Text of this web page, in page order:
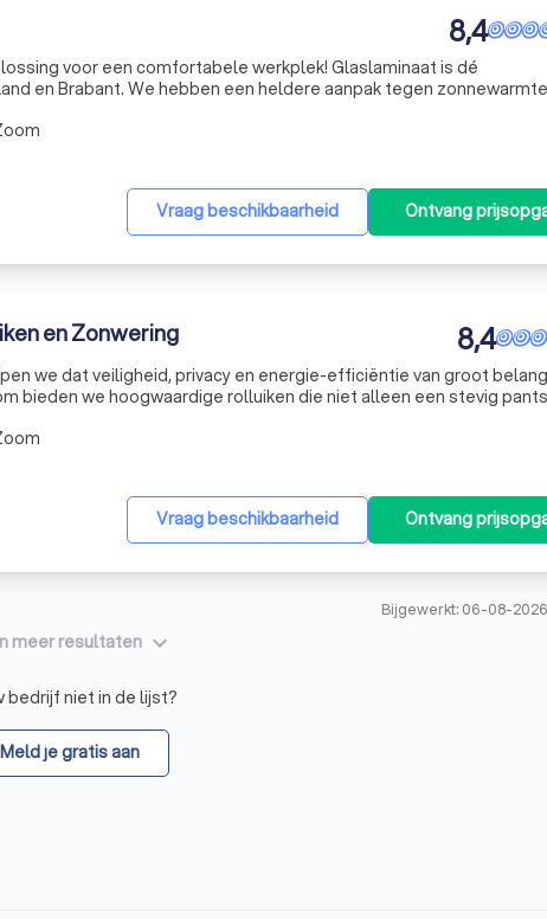
8,4
een comfortabele werkplek! Glaslaminaat is dé
en Brabant. We hebben een heldere aanpak tegen
Vraag beschikbaarheid Ontvang
en Zonwering 8,4
we dat veiligheid, privacy en energie-efficiëntie van groot
bieden we hoogwaardige rolluiken die niet alleen een stevig
Vraag beschikbaarheid Ontvang
Bijgewerkt: 06-08-
meer resultaten keyboard_arrow_down
bedrijf niet in de lijst?
Meld je gratis aan